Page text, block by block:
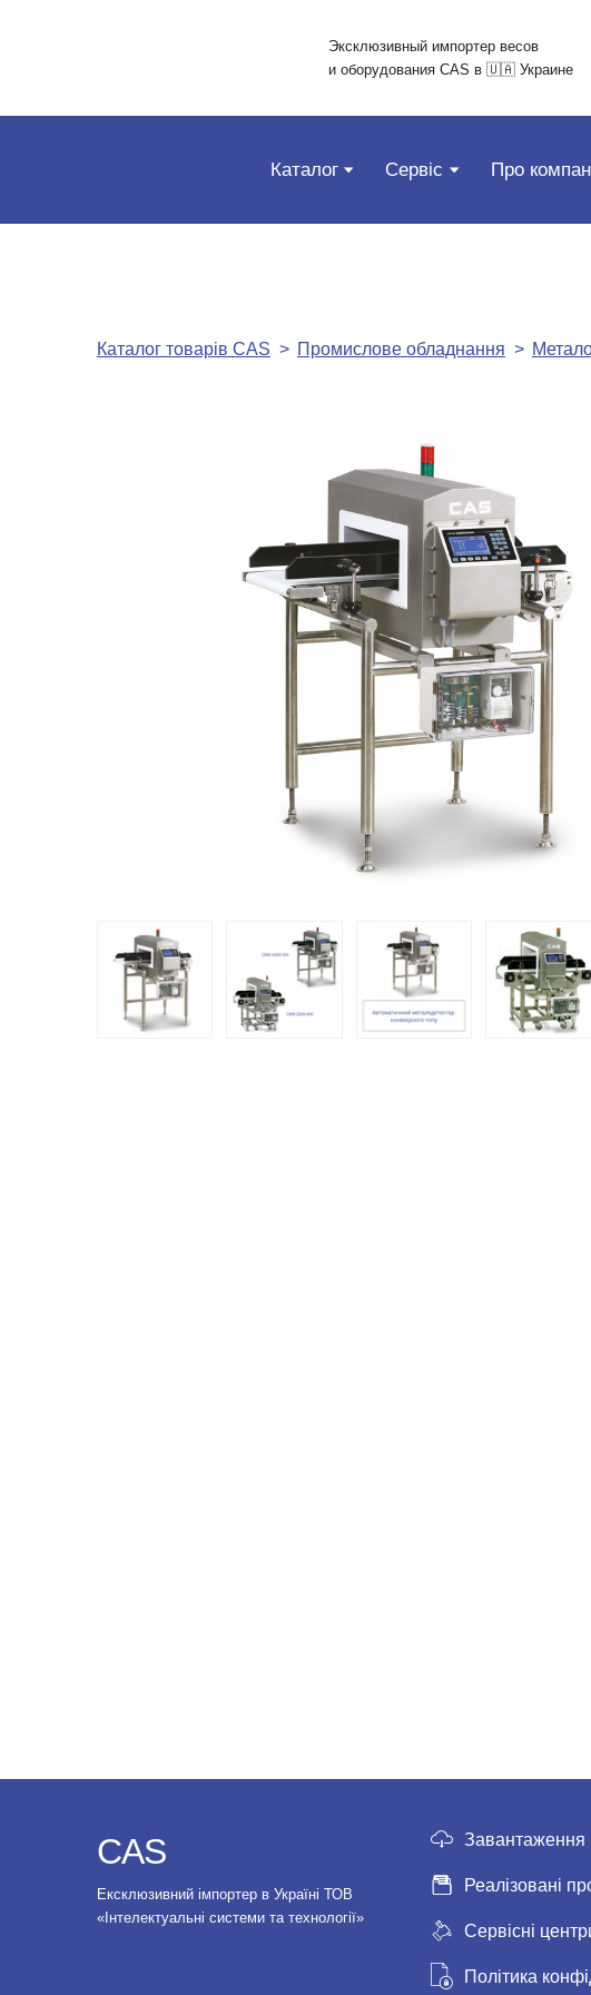
Эксклюзивный импортер весов
и оборудования CAS в 🇺🇦 Украине
Каталог Сервіс Про
Каталог товарів CAS Промислове обладнання
CAS
Ексклюзивний імпортер в Україні ТОВ
«Інтелектуальні системи та технології»
Завантаження
Реалізовані
Сервісні
Політика